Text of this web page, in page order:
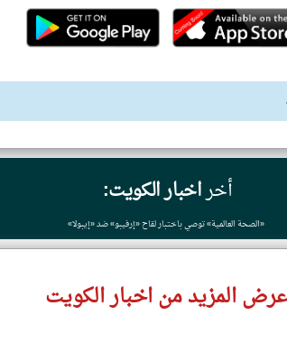
أخراخبار الكويت:
«الصحة العالمية» توصي باختبار لقاح «إرفيبو» ضد «إيبولا»
عرض المزيد من اخبار الكويت